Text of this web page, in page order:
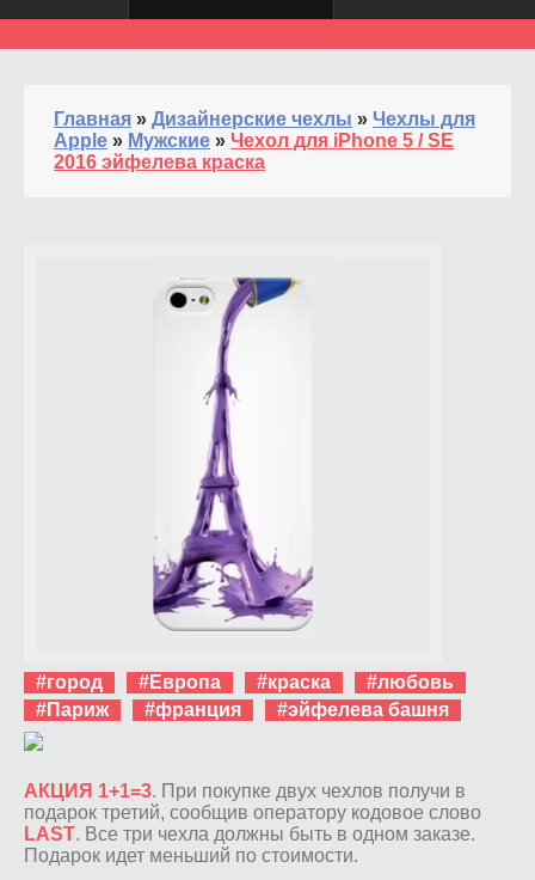
Главная » Дизайнерские чехлы » Чехлы для
Apple » Мужские » Чехол для iPhone 5 / SE
2016 эйфелева краска
#город #Европа #краска
#любовь
#Париж
#франция #эйфелева башня
АКЦИЯ 1+1=3. При покупке двух чехлов получи в
подарок третий, сообщив оператору кодовое слово
LAST. Все три чехла должны быть в одном заказе.
Подарок идет меньший по стоимости.